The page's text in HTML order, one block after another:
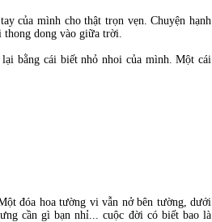
của mình cho thật trọn vẹn. Chuyện hạnh
thong dong vào giữa trời.
bằng cái biết nhỏ nhoi của mình. Một cái
đóa hoa tường vi vẫn nở bên tường, dưới
cần gì bạn nhỉ... cuộc đời có biết bao là